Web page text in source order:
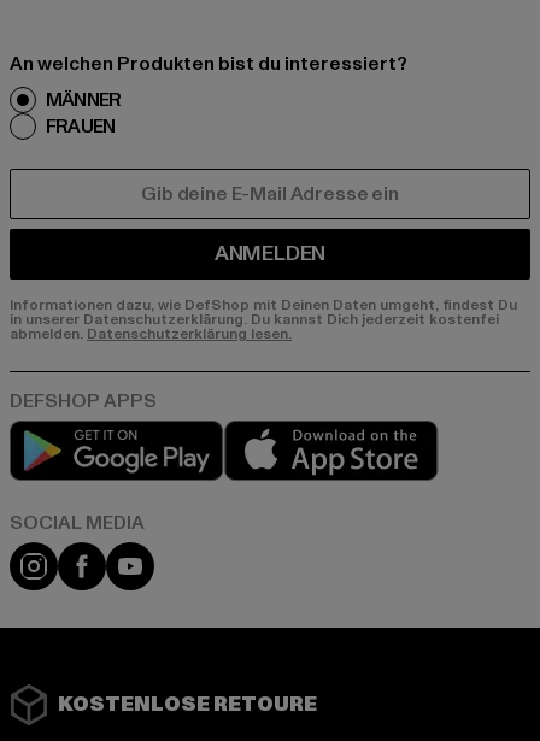
An welchen Produkten bist du interessiert?
MÄNNER
FRAUEN
ANMELDEN
Informationen dazu, wie DefShop mit Deinen Daten umgeht, findest Du
in unserer Datenschutzerklärung. Du kannst Dich jederzeit kostenfei
abmelden. Datenschutzerklärung lesen.
Play market
Instagram
FacebookYouTube
KOSTENLOSE RETOURE